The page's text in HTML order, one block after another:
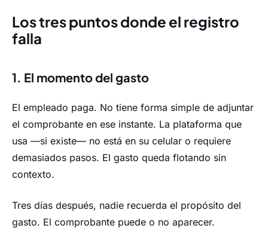
Los tres puntos donde el registro
falla
1. El momento del gasto
El empleado paga. No tiene forma simple de adjuntar
el comprobante en ese instante. La plataforma que
usa —si existe— no está en su celular o requiere
demasiados pasos. El gasto queda flotando sin
contexto.
Tres días después, nadie recuerda el propósito del
gasto. El comprobante puede o no aparecer.